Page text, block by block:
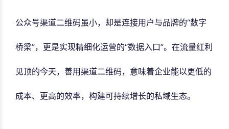
公众号渠道二维码虽小，却是连接用户与品牌的“数字
桥梁”，更是实现精细化运营的“数据入口”。在流量红利
见顶的今天，善用渠道二维码，意味着企业能以更低的
成本、更高的效率，构建可持续增长的私域生态。